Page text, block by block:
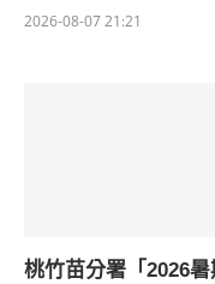
2026-08-07 21:21
桃竹苗分署「2026暑